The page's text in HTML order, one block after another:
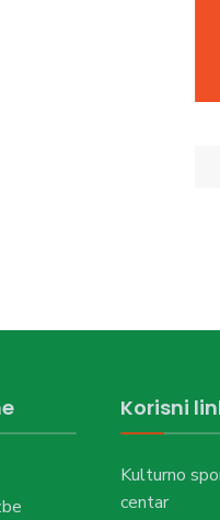
Korisni
Kulturno
centar